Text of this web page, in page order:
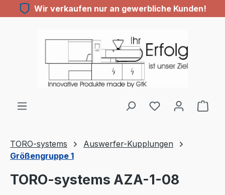
Zum Hauptinhalt springen
Wir verkaufen nur an gewerbliche Kunden!
TORO-systems
Auswerfer-Kupplungen
Größengruppe 1
TORO-systems AZA-1-08